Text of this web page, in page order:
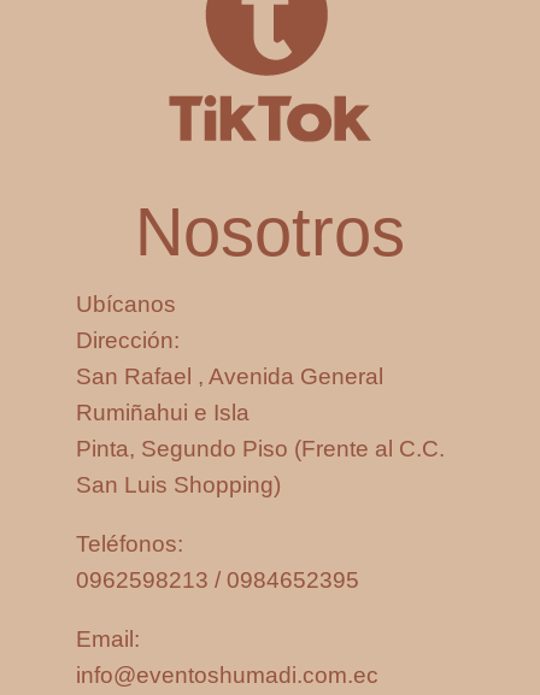
Nosotros
Ubícanos
Dirección:
San Rafael , Avenida General
Rumiñahui e Isla
Pinta, Segundo Piso (Frente al C.C.
San Luis Shopping)
Teléfonos:
0962598213 / 0984652395
Email:
info@eventoshumadi.com.ec